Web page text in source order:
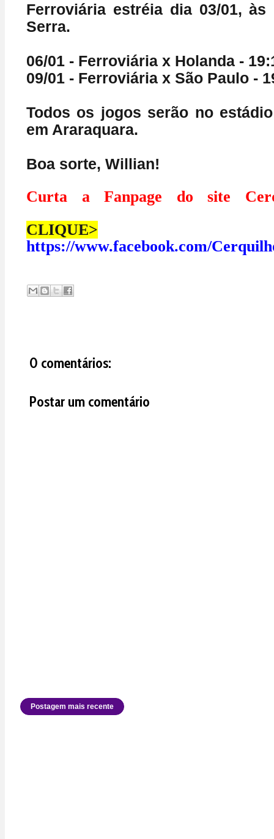
Ferroviária estréia dia 03/01, às
Serra.
06/01 - Ferroviária x Holanda -
09/01 - Ferroviária x São Paulo -
Todos os jogos serão no
em Araraquara.
Boa sorte, Willian!
Curta a Fanpage do site
CLIQUE>
https://www.facebook.com/
0 comentários:
Postar um comentário
Postagem mais recente